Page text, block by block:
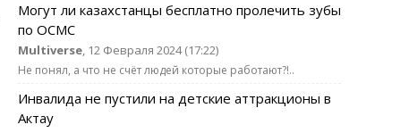
Могут ли казахстанцы бесплатно пролечить зубы
по ОСМС
Multiverse, 12 Февраля 2024 (17:22)
Не понял, а что не счёт людей которые работают?!..
Инвалида не пустили на детские аттракционы в
Актау